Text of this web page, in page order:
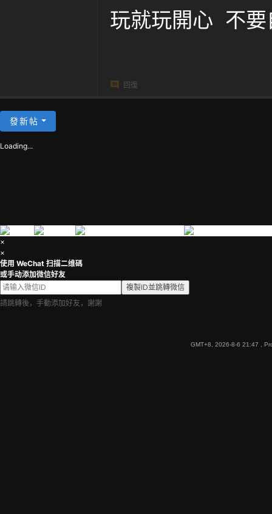
玩就玩開心 不要
回復
發新帖
Loading...
×
×
使用 WeChat 扫描二维碼
或手动添加微信好友
複製ID並跳轉微信
請跳轉後，手動添加好友，謝謝
GMT+8, 2026-8-6 21:47 ,